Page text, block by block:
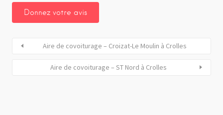
Aire de covoiturage – Croizat-Le Moulin à Crolles
Aire de covoiturage – ST Nord à Crolles